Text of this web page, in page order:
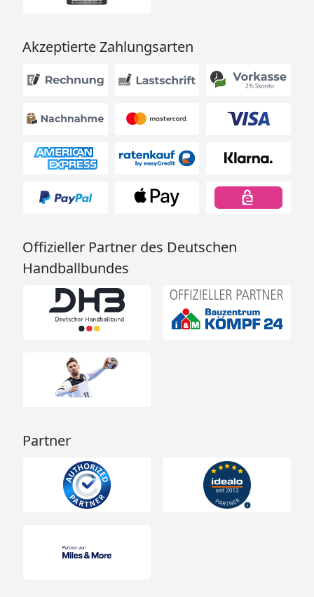
Akzeptierte Zahlungsarten
Offizieller Partner des Deutschen
Handballbundes
Partner